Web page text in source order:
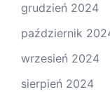
grudzień 2024
październik
wrzesień 2024
sierpień 2024